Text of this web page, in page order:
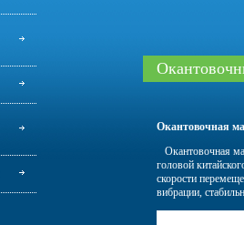
Окантовочная
Окантовочная
головой
скорости
вибрации,